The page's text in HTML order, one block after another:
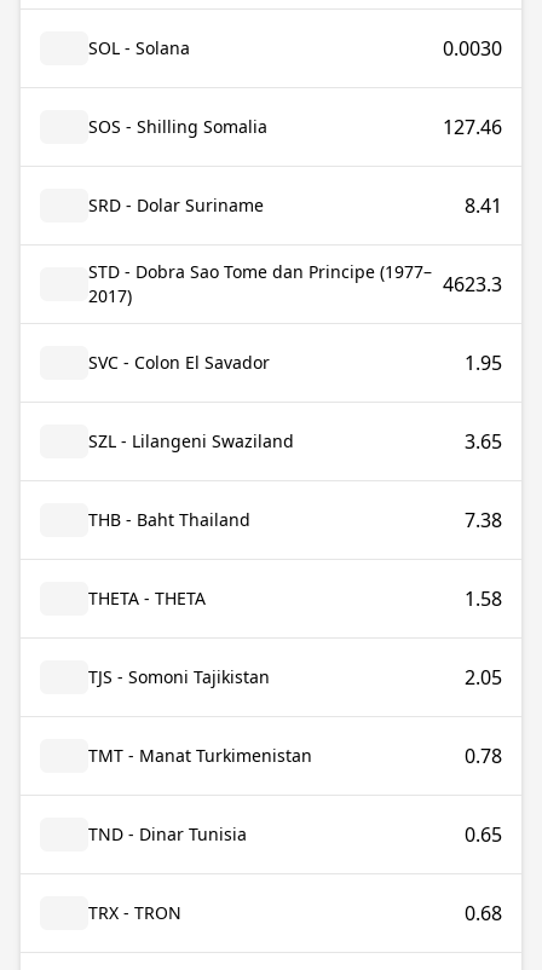
SOL - Solana 0.0030
SOS - Shilling Somalia 127.46
SRD - Dolar Suriname 8.41
STD - Dobra Sao Tome dan Principe (1977–
2017)
4623.3
SVC - Colon El Savador 1.95
SZL - Lilangeni Swaziland 3.65
THB - Baht Thailand 7.38
THETA - THETA 1.58
TJS - Somoni Tajikistan 2.05
TMT - Manat Turkimenistan 0.78
TND - Dinar Tunisia 0.65
TRX - TRON 0.68